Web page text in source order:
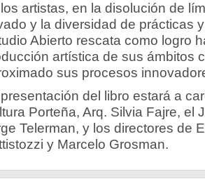
artistas, en la disolución de
y la diversidad de prácticas
Abierto rescata como logro
artística de sus ámbitos
sus procesos
del libro estará a
Porteña, Arq. Silvia Fajre, el
Telerman, y los directores de
y Marcelo Grosman.